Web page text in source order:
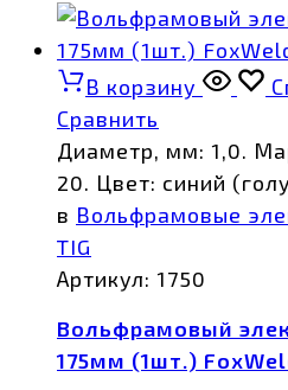
В корзину
Сравнить
Диаметр, мм: 1,0.
20. Цвет: синий
в Вольфрамовые
TIG
Артикул: 1750
Вольфрамовый
175мм (1шт.)